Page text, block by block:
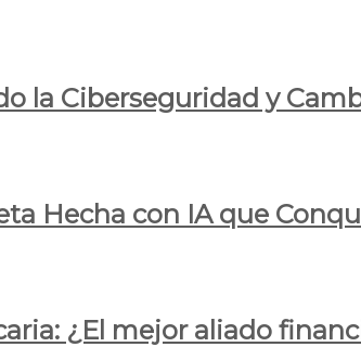
la Ciberseguridad y
Hecha con IA que
¿El mejor aliado